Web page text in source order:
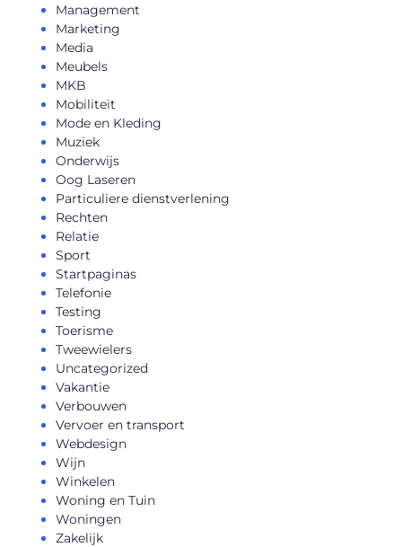
Management
Marketing
Media
Meubels
MKB
Mobiliteit
Mode en Kleding
Muziek
Onderwijs
Oog Laseren
Particuliere dienstverlening
Rechten
Relatie
Sport
Startpaginas
Telefonie
Testing
Toerisme
Tweewielers
Uncategorized
Vakantie
Verbouwen
Vervoer en transport
Webdesign
Wijn
Winkelen
Woning en Tuin
Woningen
Zakelijk